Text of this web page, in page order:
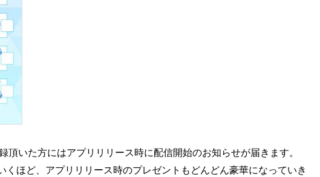
頂いた方にはアプリリリース時に配信開始のお知らせが届きます。
くほど、アプリリリース時のプレゼントもどんどん豪華になっていき